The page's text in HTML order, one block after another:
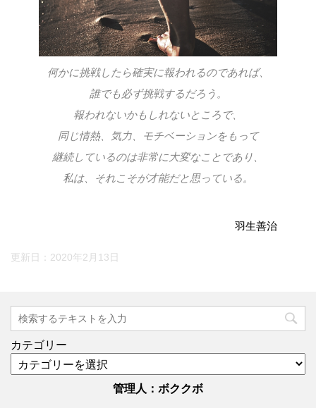
何かに挑戦したら確実に報われるのであれば、
誰でも必ず挑戦するだろう。
報われないかもしれないところで、
同じ情熱、気力、モチベーションをもって
継続しているのは非常に大変なことであり、
私は、それこそが才能だと思っている。
羽生善治
更新日： 2020年2月13日
カテゴリー
管理人：ボククボ